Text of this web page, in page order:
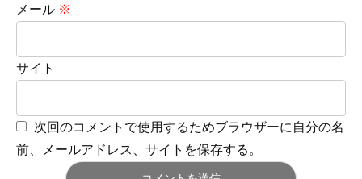
メール ※
サイト
次回のコメントで使用するためブラウザーに自分の名
前、メールアドレス、サイトを保存する。